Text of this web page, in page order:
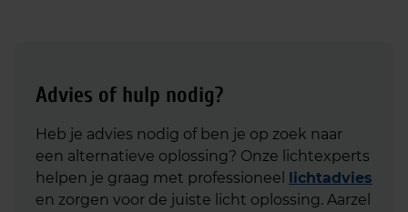
Advies of hulp nodig?
Heb je advies nodig of ben je op zoek naar
een alternatieve oplossing? Onze lichtexperts
helpen je graag met professioneel lichtadvies
en zorgen voor de juiste licht oplossing. Aarzel